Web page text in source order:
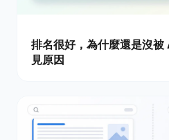
排名很好，為什麼還是沒被
見原因